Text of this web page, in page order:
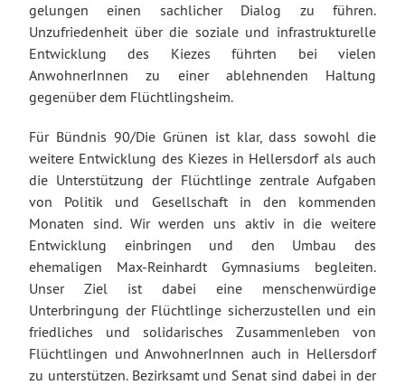
gelungen einen sachlicher Dialog zu führen.
Unzufriedenheit über die soziale und infrastrukturelle
Entwicklung des Kiezes führten bei vielen
AnwohnerInnen zu einer ablehnenden Haltung
gegenüber dem Flüchtlingsheim.
Für Bündnis 90/Die Grünen ist klar, dass sowohl die
weitere Entwicklung des Kiezes in Hellersdorf als auch
die Unterstützung der Flüchtlinge zentrale Aufgaben
von Politik und Gesellschaft in den kommenden
Monaten sind. Wir werden uns aktiv in die weitere
Entwicklung einbringen und den Umbau des
ehemaligen Max-Reinhardt Gymnasiums begleiten.
Unser Ziel ist dabei eine menschenwürdige
Unterbringung der Flüchtlinge sicherzustellen und ein
friedliches und solidarisches Zusammenleben von
Flüchtlingen und AnwohnerInnen auch in Hellersdorf
zu unterstützen. Bezirksamt und Senat sind dabei in der